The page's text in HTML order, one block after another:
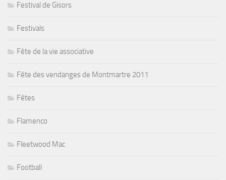
Festival de Gisors
Festivals
Fête de la vie associative
Fête des vendanges de Montmartre 2011
Fêtes
Flamenco
Fleetwood Mac
Football